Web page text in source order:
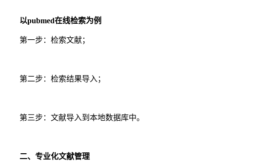
以pubmed在线检索为例
第一步：检索文献；
第二步：检索结果导入；
第三步：文献导入到本地数据库中。
二、专业化文献管理